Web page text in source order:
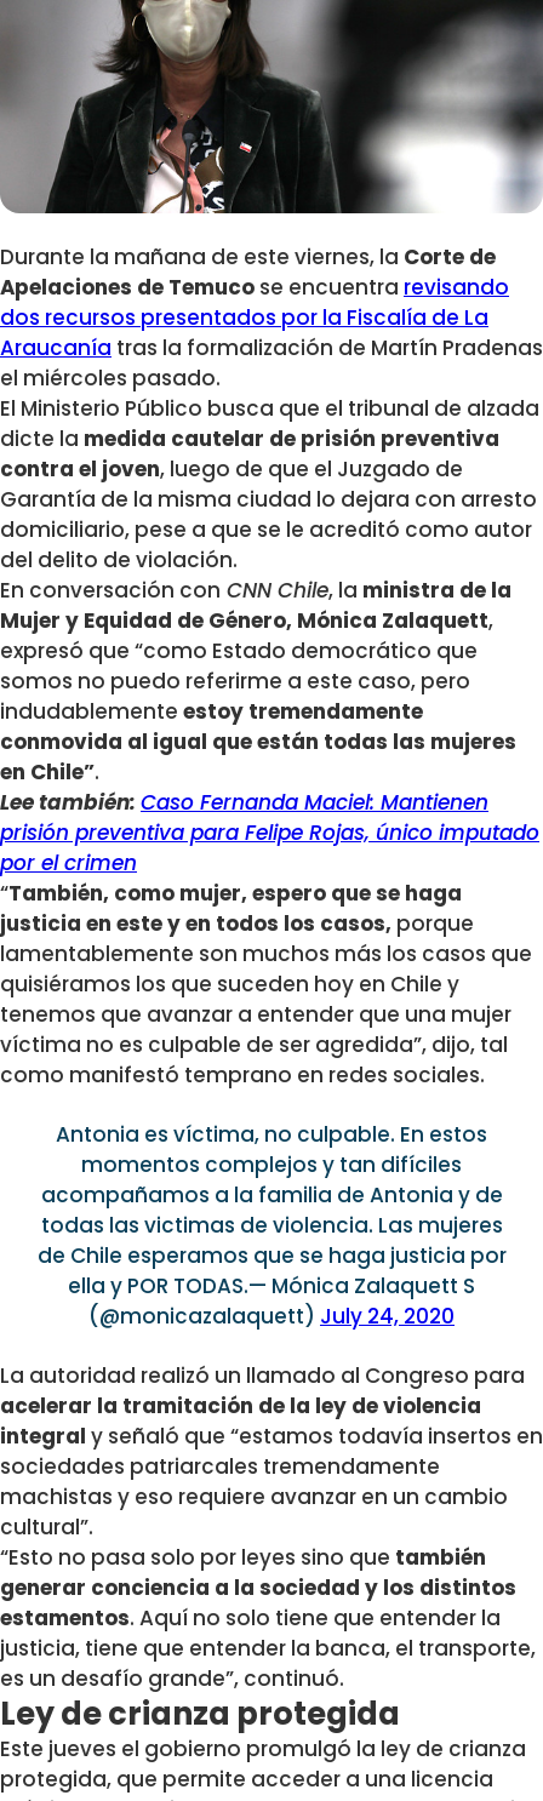
Durante la mañana de este viernes, la Corte de
Apelaciones de Temuco se encuentra revisando
dos recursos presentados por la Fiscalía de La
Araucanía tras la formalización de Martín Pradenas
el miércoles pasado.
El Ministerio Público busca que el tribunal de alzada
dicte la medida cautelar de prisión preventiva
contra el joven, luego de que el Juzgado de
Garantía de la misma ciudad lo dejara con arresto
domiciliario, pese a que se le acreditó como autor
del delito de violación.
En conversación con CNN Chile, la ministra de la
Mujer y Equidad de Género, Mónica Zalaquett,
expresó que “como Estado democrático que
somos no puedo referirme a este caso, pero
indudablemente estoy tremendamente
conmovida al igual que están todas las mujeres
en Chile”.
Lee también: Caso Fernanda Maciel: Mantienen
prisión preventiva para Felipe Rojas, único imputado
por el crimen
“También, como mujer, espero que se haga
justicia en este y en todos los casos, porque
lamentablemente son muchos más los casos que
quisiéramos los que suceden hoy en Chile y
tenemos que avanzar a entender que una mujer
víctima no es culpable de ser agredida”, dijo, tal
como manifestó temprano en redes sociales.
Antonia es víctima, no culpable. En estos
momentos complejos y tan difíciles
acompañamos a la familia de Antonia y de
todas las victimas de violencia. Las mujeres
de Chile esperamos que se haga justicia por
ella y POR TODAS.— Mónica Zalaquett S
(@monicazalaquett) July 24, 2020
La autoridad realizó un llamado al Congreso para
acelerar la tramitación de la ley de violencia
integral y señaló que “estamos todavía insertos en
sociedades patriarcales tremendamente
machistas y eso requiere avanzar en un cambio
cultural”.
“Esto no pasa solo por leyes sino que también
generar conciencia a la sociedad y los distintos
estamentos. Aquí no solo tiene que entender la
justicia, tiene que entender la banca, el transporte,
es un desafío grande”, continuó.
Ley de crianza protegida
Este jueves el gobierno promulgó la ley de crianza
protegida, que permite acceder a una licencia